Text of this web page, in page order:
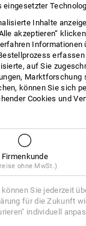
eingesetzter
Inhalte
akzeptieren“
auf Sie
Marktforschung
können Sie sich
Cookies und
Firmenkunde
ohne MwSt.)
können Sie jederzeit
für die Zukunft
individuell